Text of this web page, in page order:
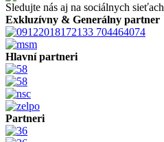
Sledujte nás aj na sociálnych sieťach
Exkluzívny & Generálny partner
Hlavní partneri
Partneri